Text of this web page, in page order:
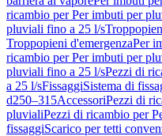
ricambio per Per imbuti per
pluviali fino a 25 l/s
Troppopieni d'emergenzaPer
ricambio per Per imbuti per
pluviali fino a 25 l/sPezzi di
a 25 l/sFissaggiSistema di
d250–315AccessoriPezzi di
pluvialiPezzi di ricambio per
fissaggiScarico per tetti